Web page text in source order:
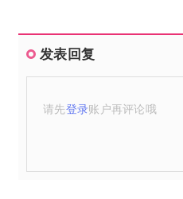
发表回复
请先登录账户再评论哦